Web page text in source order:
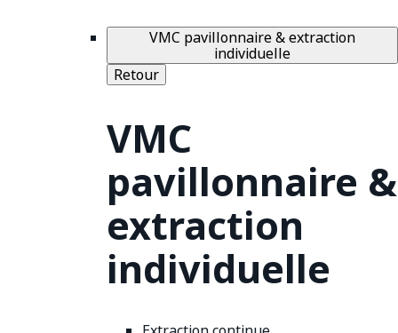
VMC pavillonnaire & extraction
individuelle
Retour
VMC
pavillonnaire &
extraction
individuelle